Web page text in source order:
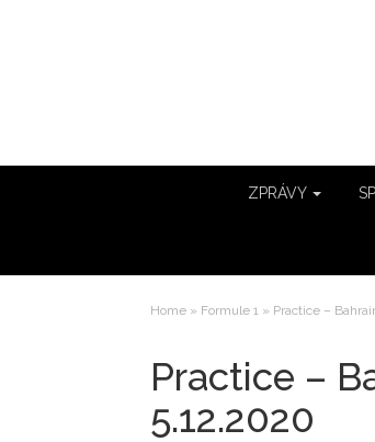
ZPRÁVY
Home » Formule 1 » Practice –
Practice –
5.12.2020